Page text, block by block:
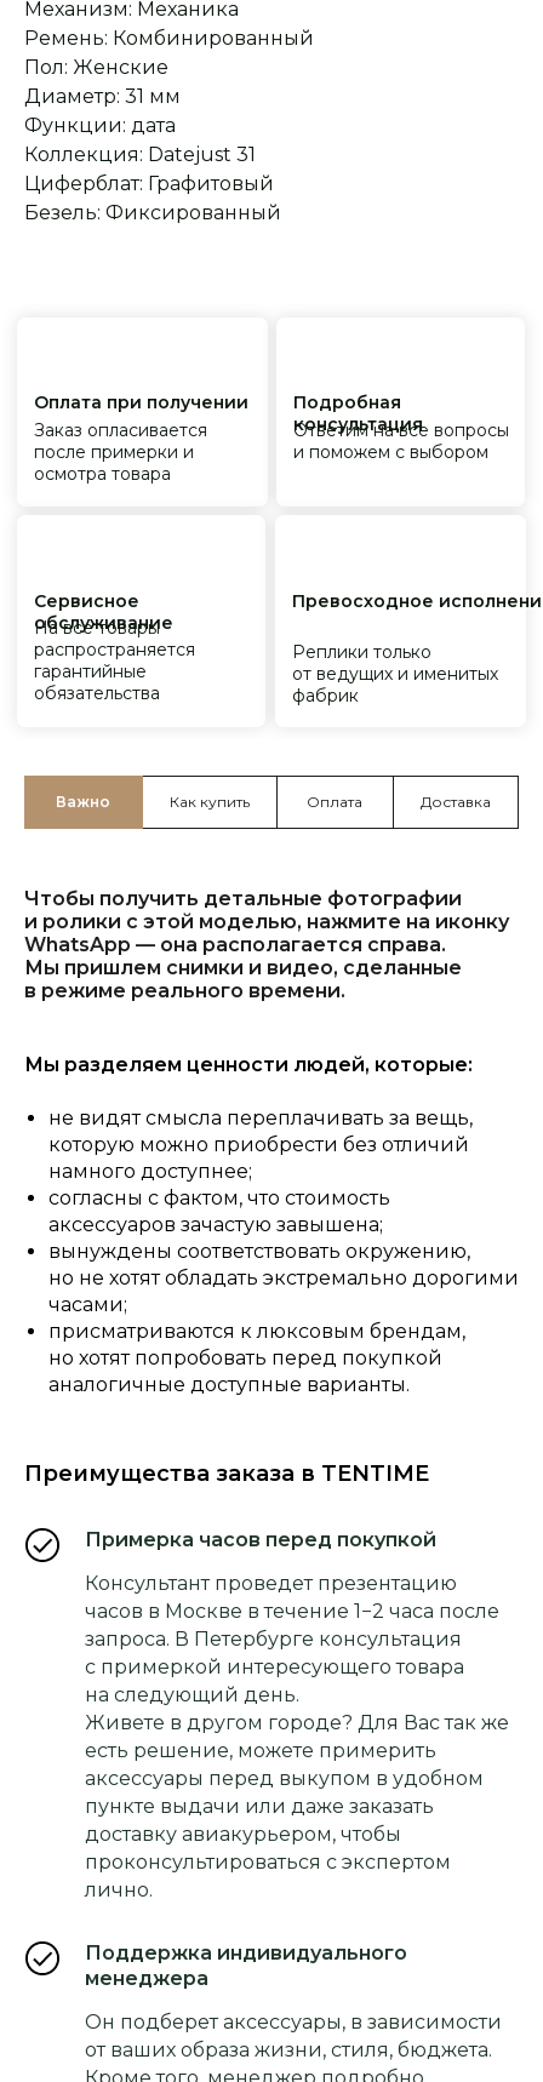
Механизм: Механика
Ремень: Комбинированный
Пол: Женские
Диаметр: 31 мм
Функции: дата
Коллекция: Datejust 31
Циферблат: Графитовый
Безель: Фиксированный
обязательства
фабрик
Важно Как купить Оплата Доставка
Чтобы получить детальные фотографии
и ролики с этой моделью, нажмите на иконку
WhatsApp — она располагается справа.
Мы пришлем снимки и видео, сделанные
в режиме реального времени.
Мы разделяем ценности людей, которые:
не видят смысла переплачивать за вещь,
которую можно приобрести без отличий
намного доступнее;
согласны с фактом, что стоимость
аксессуаров зачастую завышена;
вынуждены соответствовать окружению,
но не хотят обладать экстремально дорогими
часами;
присматриваются к люксовым брендам,
но хотят попробовать перед покупкой
аналогичные доступные варианты.
Преимущества заказа в TENTIME
Примерка часов перед покупкой
Консультант проведет презентацию
часов в Москве в течение 1−2 часа после
запроса. В Петербурге консультация
с примеркой интересующего товара
на следующий день.
Живете в другом городе? Для Вас так же
есть решение, можете примерить
аксессуары перед выкупом в удобном
пункте выдачи или даже заказать
доставку авиакурьером, чтобы
проконсультироваться с экспертом
лично.
Поддержка индивидуального
менеджера
Он подберет аксессуары, в зависимости
от ваших образа жизни, стиля, бюджета.
Кроме того, менеджер подробно